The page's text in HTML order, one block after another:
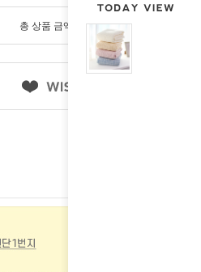
총 상품 금액 원